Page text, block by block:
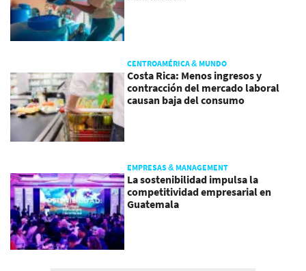
CENTROAMÉRICA & MUNDO
Costa Rica: Menos ingresos y
contracción del mercado laboral
causan baja del consumo
EMPRESAS & MANAGEMENT
La sostenibilidad impulsa la
competitividad empresarial en
Guatemala